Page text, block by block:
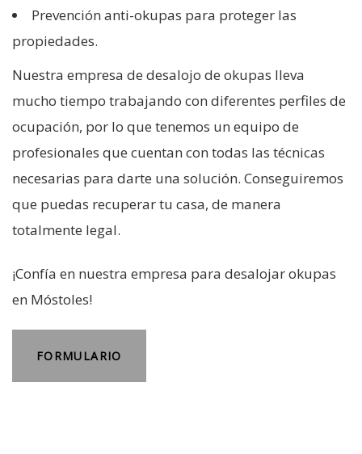
Prevención anti-okupas para proteger las
propiedades.
Nuestra empresa de desalojo de okupas lleva
mucho tiempo trabajando con diferentes perfiles de
ocupación, por lo que tenemos un equipo de
profesionales que cuentan con todas las técnicas
necesarias para darte una solución. Conseguiremos
que puedas recuperar tu casa, de manera
totalmente legal.
¡Confía en nuestra empresa para desalojar okupas
en Móstoles!
FORMULARIO